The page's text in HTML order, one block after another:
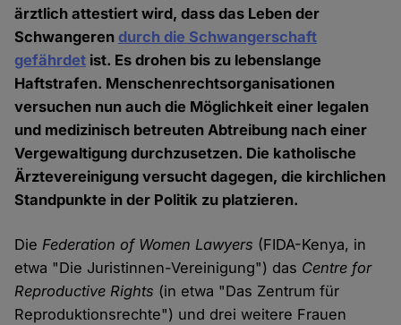
ärztlich attestiert wird, dass das Leben der
Schwangerendurch die Schwangerschaft
gefährdet ist. Es drohen bis zu lebenslange
Haftstrafen. Menschenrechtsorganisationen
versuchen nun auch die Möglichkeit einer legalen
und medizinisch betreuten Abtreibung nach einer
Vergewaltigung durchzusetzen. Die katholische
Ärztevereinigung versucht dagegen, die kirchlichen
Standpunkte in der Politik zu platzieren.
DieFederation of Women Lawyers (FIDA-Kenya, in
etwa "Die Juristinnen-Vereinigung") das Centre for
Reproductive Rights (in etwa "Das Zentrum für
Reproduktionsrechte") und drei weitere Frauen